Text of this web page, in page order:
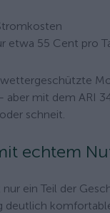
etwa 55 Cent pro
mit dem ARI
schneit.
echtem
ein Teil der
deutlich